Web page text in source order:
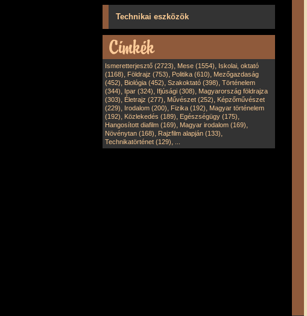
Technikai eszközök
Ismeretterjesztő (2723), Mese (1554), Iskolai, oktató
(1168), Földrajz (753), Politika (610), Mezőgazdaság
(452), Biológia (452), Szakoktató (398), Történelem
(344), Ipar (324), Ifjúsági (308), Magyarország földrajza
(303), Életrajz (277), Művészet (252), Képzőművészet
(229), Irodalom (200), Fizika (192), Magyar történelem
(192), Közlekedés (189), Egészségügy (175),
Hangosított diafilm (169), Magyar irodalom (169),
Növénytan (168), Rajzfilm alapján (133),
Technikatörténet (129),